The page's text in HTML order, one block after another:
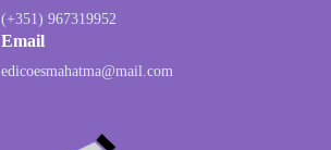
(+351) 967319952
Email
edicoesmahatma@mail.com